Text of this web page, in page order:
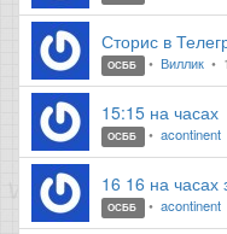
Сторис в
ОСББ Виллик
15:15 на часах
ОСББ acontinent
16 16 на часах
ОСББ acontinent